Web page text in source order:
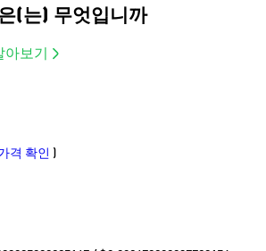
(는) 무엇입니까
아보기
격 확인 )